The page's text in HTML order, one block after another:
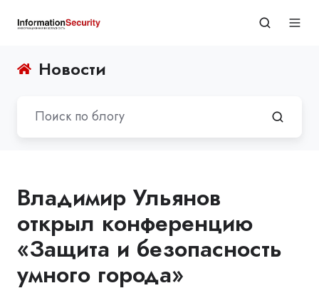
Новости
Владимир Ульянов
открыл конференцию
«Защита и безопасность
умного города»